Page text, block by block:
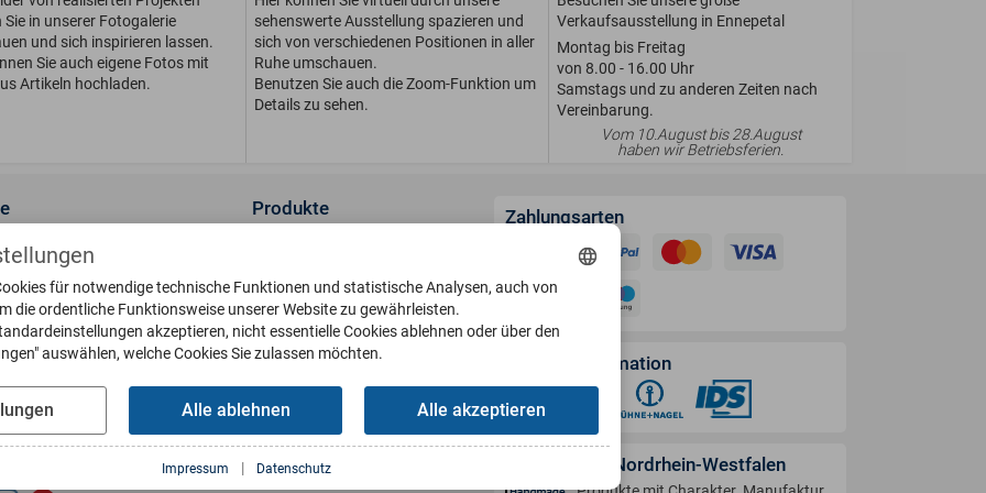
Sie in unserer Fotogalerie
und sich inspirieren lassen.
Sie auch eigene Fotos mit
Artikeln hochladen.
sehenswerte Ausstellung spazieren und
sich von verschiedenen Positionen in aller
Ruhe umschauen.
Benutzen Sie auch die Zoom-Funktion um
Details zu sehen.
Verkaufsausstellung in Ennepetal
Montag bis Freitag
von 8.00 - 16.00 Uhr
Samstags und zu anderen Zeiten nach
Vereinbarung.
Vom 10.August bis 28.August
haben wir Betriebsferien.
& Oberflächen
Produkte
Standleuchten
Deckenleuchten
Briefkästen
Zahlungsarten
Versandinformation
Handwerk in Nordrhein-Westfalen
für notwendige technische Funktionen und statistische Analysen, auch von
die ordentliche Funktionsweise unserer Website zu gewährleisten.
akzeptieren, nicht essentielle Cookies ablehnen oder über den
auswählen, welche Cookies Sie zulassen möchten.
Alle ablehnen Alle akzeptieren
Impressum | Datenschutz